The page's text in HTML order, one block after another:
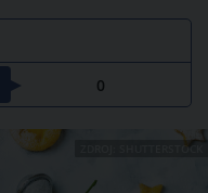
0
ZDROJ: SHUTTERSTOCK